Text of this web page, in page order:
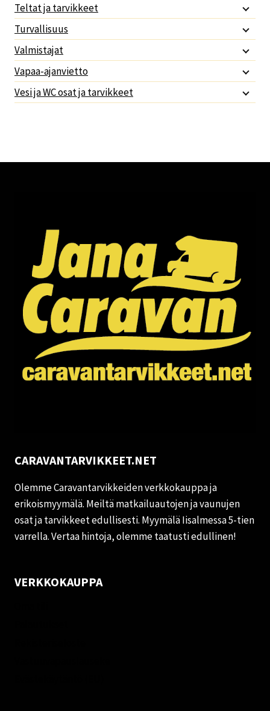
Teltat ja tarvikkeet
Turvallisuus
Valmistajat
Vapaa-ajanvietto
Vesi ja WC osat ja tarvikkeet
CARAVANTARVIKKEET.NET
Olemme Caravantarvikkeiden verkkokauppa ja
erikoismyymälä. Meiltä matkailuautojen ja vaunujen
osat ja tarvikkeet edullisesti. Myymälä Iisalmessa 5-tien
varrella. Vertaa hintoja, olemme taatusti edullinen!
VERKKOKAUPPA